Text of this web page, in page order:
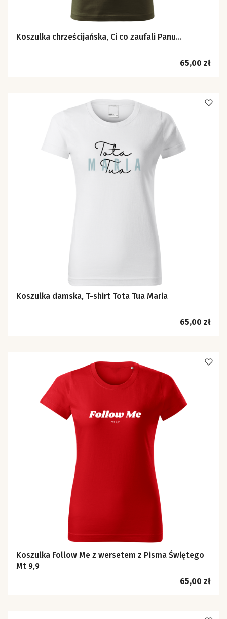
Koszulka chrześcijańska, Ci co zaufali Panu...
Cena
65,00 zł
Koszulka damska, T-shirt Tota Tua Maria
Cena
65,00 zł
Koszulka Follow Me z wersetem z Pisma Świętego
Mt 9,9
Cena
65,00 zł